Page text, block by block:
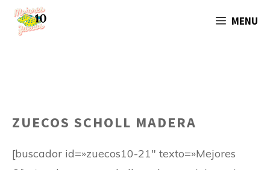
Saltar
MENU
ZUECOS SCHOLL MADERA
[buscador id=»zuecos10-21″ texto=»Mejores